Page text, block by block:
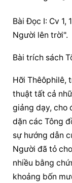
Bài Ðọc I: Cv 1,
Người lên trời".
Bài trích sách
Hỡi Thêôphilê,
thuật tất cả
giảng dạy, cho
dặn các Tông
sự hướng dẫn
Người đã tỏ
nhiều bằng
khoảng bốn